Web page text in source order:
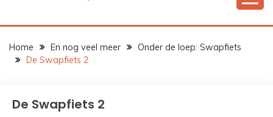
Home En nog veel meer
Onder de loep: Swapfiets
De Swapfiets 2
De Swapfiets 2